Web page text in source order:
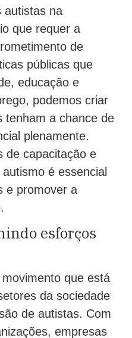
autistas na
que requer a
de
públicas que
educação e
podemos criar
tenham a chance de
plenamente.
de capacitação e
é essencial
e promover a
esforços
que está
da sociedade
de autistas. Com
empresas